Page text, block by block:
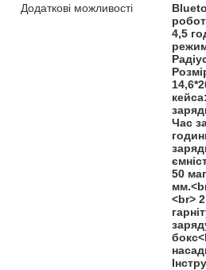
Додаткові можливості
4,5
Час
50
<br>